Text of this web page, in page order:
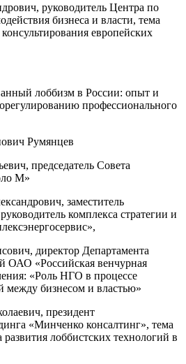
руководитель Центра по
бизнеса и власти, тема
европейских
лоббизм в России: опыт и
профессионального
Румянцев
председатель Совета
М»
заместитель
комплекса стратегии и
директор Департамента
ОАО «Российская венчурная
«Роль НГО в процессе
между бизнесом и властью»
президент
«Минченко консалтинг», тема
лоббистских технологий в